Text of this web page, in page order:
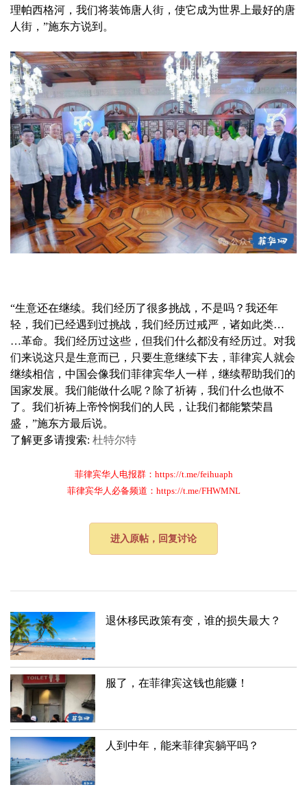
理帕西格河，我们将装饰唐人街，使它成为世界上最好的唐
人街，”施东方说到。
“生意还在继续。我们经历了很多挑战，不是吗？我还年
轻，我们已经遇到过挑战，我们经历过戒严，诸如此类…
…革命。我们经历过这些，但我们什么都没有经历过。对我
们来说这只是生意而已，只要生意继续下去，菲律宾人就会
继续相信，中国会像我们菲律宾华人一样，继续帮助我们的
国家发展。我们能做什么呢？除了祈祷，我们什么也做不
了。我们祈祷上帝怜悯我们的人民，让我们都能繁荣昌
盛，”施东方最后说。
了解更多请搜索: 杜特尔特
菲律宾华人电报群：https://t.me/feihuaph
菲律宾华人必备频道：https://t.me/FHWMNL
进入原帖，回复讨论
退休移民政策有变，谁的损失最大？
服了，在菲律宾这钱也能赚！
人到中年，能来菲律宾躺平吗？